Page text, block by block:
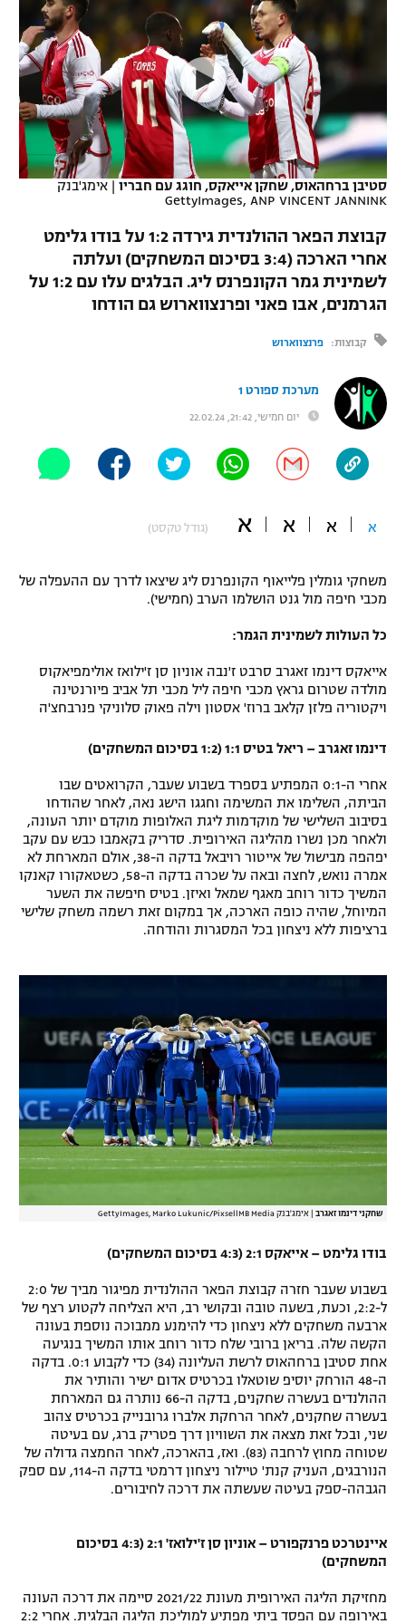
רץ ברשת
תוצאות
לוח שידורים
ברחבה
"מחצית בשכונה" – פודקאסט
תקנון עבור פעילות אלקטרה
תקנון עבור פעילות ספורט 1 – "מרלן"
תנאי שימוש
מדיניות פרטיות
תקנון פעילות ספורט 1
רשיון להקרנה פומבית לבית עסק
הצטרפות לחבילת הערוצים
לוח דרושים – ג'ובנט
נבחרת ישראל
מכבי חיפה
בית"ר ירושלים
מכבי תל אביב
הפועל תל אביב
הפועל חיפה
הפועל באר שבע
ליגה ספרדית
ליגה איטלקית
ליגה צרפתית
ליגה הולנדית
ליגה סינית
ליגה ברזילאית
ליגות נוספות
כדורסל נשים
מכבי תל אביב
הפועל חולון
הפועל ירושלים
דני אבדיה
כדורעף
שחייה
אגרוף
ספורט אולימפי
היאבקות WWE
כדורמים
פוטבול אמריקאי NFL
אומנויות לחימה
גיימינג E-Sports
סטיבן ברחהאוס, שחקן אייאקס, חוגג עם חבריו | אימג'בנק
GettyImages, ANP VINCENT JANNINK
קבוצת הפאר ההולנדית גירדה 1:2 על בודו גלימט
אחרי הארכה (3:4 בסיכום המשחקים) ועלתה
לשמינית גמר הקונפרנס ליג. הבלגים עלו עם 1:2 על
הגרמנים, אבו פאני ופרנצווארוש גם הודחו
קבוצות: פרנצווארוש
מערכת ספורט 1
יום חמישי, 21:42, 22.02.24
א א א א (גודל טקסט)
משחקי גומלין פלייאוף הקונפרנס ליג שיצאו לדרך עם ההעפלה של
מכבי חיפה מול גנט הושלמו הערב (חמישי).
כל העולות לשמינית הגמר:
אייאקס דינמו זאגרב סרבט ז'נבה אוניון סן ז'ילואז אולימפיאקוס
מולדה שטרום גראץ מכבי חיפה ליל מכבי תל אביב פיורנטינה
ויקטוריה פלזן קלאב ברוז' אסטון וילה פאוק סלוניקי פנרבחצ'ה
דינמו זאגרב – ריאל בטיס 1:1 (1:2 בסיכום המשחקים)
אחרי ה-0:1 המפתיע בספרד בשבוע שעבר, הקרואטים שבו
הביתה, השלימו את המשימה וחגגו הישג נאה, לאחר שהודחו
בסיבוב השלישי של מוקדמות ליגת האלופות מוקדם יותר העונה,
ולאחר מכן נשרו מהליגה האירופית. סדריק בקאמבו כבש עם עקב
יפהפה מבישול של אייטור רויבאל בדקה ה-38, אולם המארחת לא
אמרה נואש, לחצה ובאה על שכרה בדקה ה-58, כשטאקורו קאנקו
המשיך כדור רוחב מאגף שמאל ואיזן. בטיס חיפשה את השער
המיוחל, שהיה כופה הארכה, אך במקום זאת רשמה משחק שלישי
ברציפות ללא ניצחון בכל המסגרות והודחה.
שחקני דינמו זאגרב אימג'בנק GettyImages, Marko Lukunic/PixsellMB Media
בודו גלימט – אייאקס 2:1 (4:3 בסיכום המשחקים)
בשבוע שעבר חזרה קבוצת הפאר ההולנדית מפיגור מביך של 2:0
ל-2:2, וכעת, בשעה טובה ובקושי רב, היא הצליחה לקטוע רצף של
ארבעה משחקים ללא ניצחון כדי להימנע ממבוכה נוספת בעונה
הקשה שלה. בריאן ברובי שלח כדור רוחב אותו המשיך בנגיעה
אחת סטיבן ברחהאוס לרשת העליונה (34) כדי לקבוע 0:1. בדקה
ה-48 הורחק יוסיפ שוטאלו בכרטיס אדום ישיר והותיר את
ההולנדים בעשרה שחקנים, בדקה ה-66 נותרה גם המארחת
בעשרה שחקנים, לאחר הרחקת אלברו גרובנייק בכרטיס צהוב
שני, ובכל זאת מצאה את השוויון דרך פטריק ברג, עם בעיטה
שטוחה מחוץ לרחבה (83). ואז, בהארכה, לאחר החמצה גדולה של
הנורבגים, העניק קנת' טיילור ניצחון דרמטי בדקה ה-114, עם ספק
הגבהה-ספק בעיטה שעשתה את דרכה לחיבורים.
איינטרכט פרנקפורט – אוניון סן ז'ילואז' 2:1 (4:3 בסיכום
המשחקים)
מחזיקת הליגה האירופית מעונת 2021/22 סיימה את דרכה העונה
באירופה עם הפסד ביתי מפתיע למוליכת הליגה הבלגית. אחרי 2:2